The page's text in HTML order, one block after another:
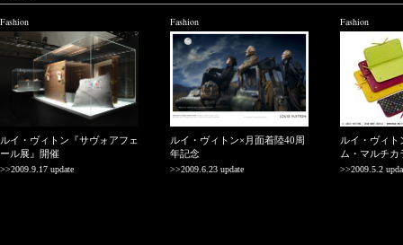
Fashion
ルイ・ヴィトン『サヴォアフェ
ール展』開催
>>2009.9.17 update
Fashion
ルイ・ヴィトン×月面着陸40周
年記念
>>2009.6.23 update
Fashion
ルイ・ヴィ
ム・マルチカ
>>2009.5.2